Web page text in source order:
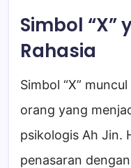
Simbol
Rahasia
Simbol “X”
orang yang
psikologis Ah Jin.
penasaran